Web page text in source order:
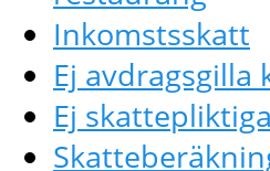
Inkomstsskatt
Ej avdragsgilla
Ej